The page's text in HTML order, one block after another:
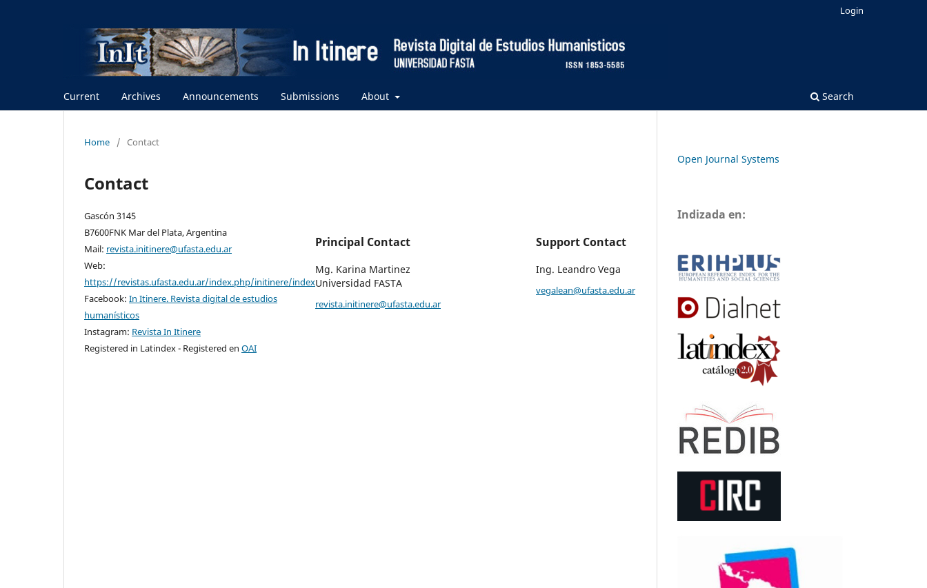
Current Archives Announcements Submissions About Search
Login
Home / Contact
Contact
Gascón 3145
B7600FNK Mar del Plata, Argentina
Mail: revista.initinere@ufasta.edu.ar
Web:
https://revistas.ufasta.edu.ar/index.php/initinere/index
Facebook: In Itinere. Revista digital de estudios
humanísticos
Instagram: Revista In Itinere
Registered in Latindex - Registered en OAI
Principal Contact
Mg. Karina Martinez
Universidad FASTA
revista.initinere@ufasta.edu.ar
Support Contact
Ing. Leandro Vega
vegalean@ufasta.edu.ar
Open Journal Systems
Indizada en: